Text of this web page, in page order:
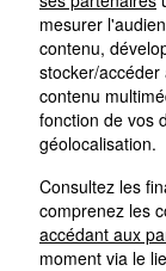
mesurer
contenu,
stocker/
contenu
fonction de vos
géolocalisation.
Consultez les
comprenez les
accédant aux
moment via le